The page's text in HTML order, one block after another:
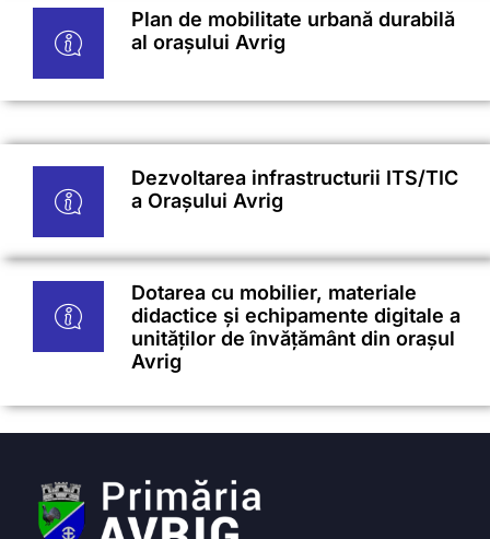
Plan de mobilitate urbană durabilă
al orașului Avrig
Dezvoltarea infrastructurii ITS/TIC
a Orașului Avrig
Dotarea cu mobilier, materiale
didactice și echipamente digitale a
unităților de învățământ din orașul
Avrig